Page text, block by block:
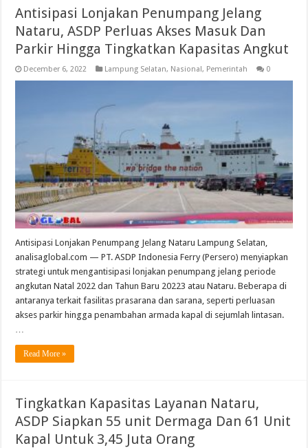
Antisipasi Lonjakan Penumpang Jelang
Nataru, ASDP Perluas Akses Masuk Dan
Parkir Hingga Tingkatkan Kapasitas Angkut
December 6, 2022 Lampung Selatan, Nasional, Pemerintah 0
Antisipasi Lonjakan Penumpang Jelang Nataru Lampung Selatan,
analisaglobal.com — PT. ASDP Indonesia Ferry (Persero) menyiapkan
strategi untuk mengantisipasi lonjakan penumpang jelang periode
angkutan Natal 2022 dan Tahun Baru 20223 atau Nataru. Beberapa di
antaranya terkait fasilitas prasarana dan sarana, seperti perluasan
akses parkir hingga penambahan armada kapal di sejumlah lintasan.
Read More »
Tingkatkan Kapasitas Layanan Nataru,
ASDP Siapkan 55 unit Dermaga Dan 61 Unit
Kapal Untuk 3,45 Juta Orang